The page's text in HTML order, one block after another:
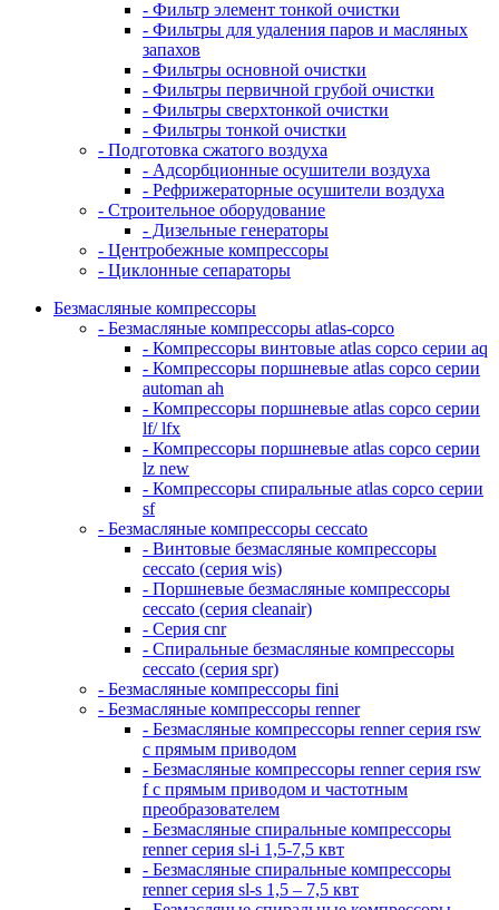
- Фильтр элемент тонкой очистки
- Фильтры для удаления паров и масляных
запахов
- Фильтры основной очистки
- Фильтры первичной грубой очистки
- Фильтры сверхтонкой очистки
- Фильтры тонкой очистки
- Подготовка сжатого воздуха
- Адсорбционные осушители воздуха
- Рефрижераторные осушители воздуха
- Строительное оборудование
- Дизельные генераторы
- Центробежные компрессоры
- Циклонные сепараторы
Безмасляные компрессоры
- Безмасляные компрессоры atlas-copco
- Компрессоры винтовые atlas copco серии aq
- Компрессоры поршневые atlas copco серии
automan ah
- Компрессоры поршневые atlas copco серии
lf/ lfx
- Компрессоры поршневые atlas copco серии
lz new
- Компрессоры спиральные atlas copco серии
sf
- Безмасляные компрессоры ceccato
- Винтовые безмасляные компрессоры
ceccato (серия wis)
- Поршневые безмасляные компрессоры
ceccato (серия cleanair)
- Серия cnr
- Спиральные безмасляные компрессоры
ceccato (серия spr)
- Безмасляные компрессоры fini
- Безмасляные компрессоры renner
- Безмасляные компрессоры renner серия rsw
с прямым приводом
- Безмасляные компрессоры renner серия rsw
f с прямым приводом и частотным
преобразователем
- Безмасляные спиральные компрессоры
renner серия sl-i 1,5-7,5 квт
- Безмасляные спиральные компрессоры
renner серия sl-s 1,5 – 7,5 квт